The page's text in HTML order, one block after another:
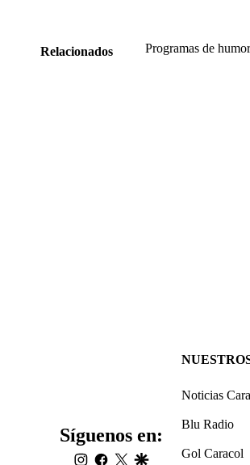
Relacionados Programas de humor
Síguenos en:
instagram
facebook
twittergoogle
Noticias
Blu Radio
Gol Caracol